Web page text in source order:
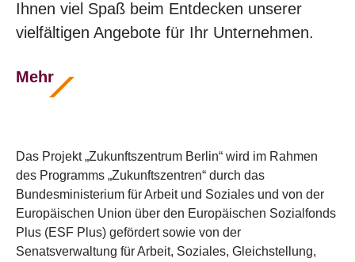
Ihnen viel Spaß beim Entdecken unserer
vielfältigen Angebote für Ihr Unternehmen.
Mehr
Das Projekt „Zukunftszentrum Berlin“ wird im Rahmen
des Programms „Zukunftszentren“ durch das
Bundesministerium für Arbeit und Soziales und von der
Europäischen Union über den Europäischen Sozialfonds
Plus (ESF Plus) gefördert sowie von der
Senatsverwaltung für Arbeit, Soziales, Gleichstellung,